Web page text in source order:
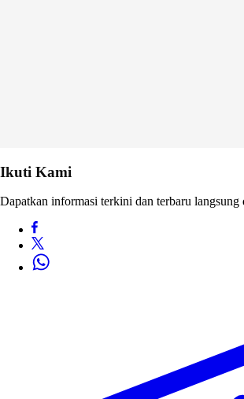
Ikuti Kami
Dapatkan informasi terkini dan terbaru langsung